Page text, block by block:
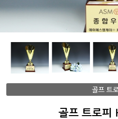
골프 트
골프 트로피